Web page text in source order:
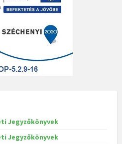
Jegyzőkönyvek
Jegyzőkönyvek